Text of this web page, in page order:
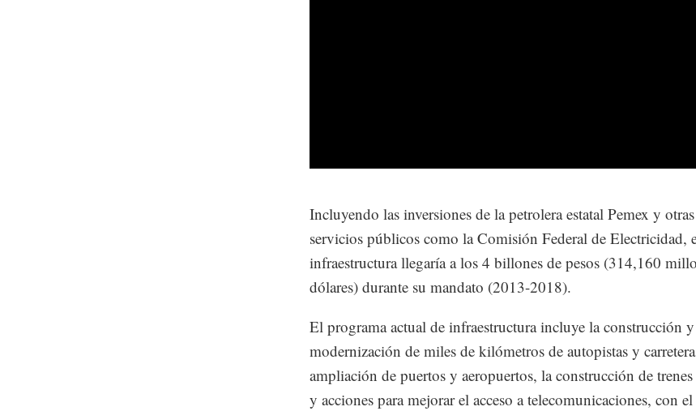
Incluyendo las inversiones de la petrolera estatal Pemex y
servicios públicos como la Comisión Federal de Electricidad,
infraestructura llegaría a los 4 billones de pesos (314,160
dólares) durante su mandato (2013-2018).
El programa actual de infraestructura incluye la construcción y
modernización de miles de kilómetros de autopistas y
ampliación de puertos y aeropuertos, la construcción de trenes
y acciones para mejorar el acceso a telecomunicaciones, con